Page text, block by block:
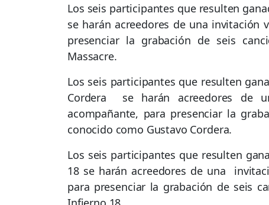
Los seis participantes que resulten
se harán acreedores de una invitación
presenciar la grabación de seis
Massacre.
Los seis participantes que resulten
Cordera se harán acreedores de
acompañante, para presenciar la
conocido como Gustavo Cordera.
Los seis participantes que resulten
18 se harán acreedores de una
para presenciar la grabación de seis